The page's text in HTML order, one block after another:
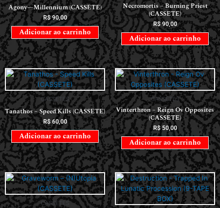
Agony—Millennium (CASSETE)
R$90,00
Adicionar ao carrinho
Necromortis – Burning Priest
(CASSETE)
R$90,00
Adicionar ao carrinho
CASSETES
Tanathos – Speed Kills (CASSETE)
R$60,00
Adicionar ao carrinho
CASSETES
Vinterthron – Reign Ov Opposites
(CASSETE)
R$50,00
Adicionar ao carrinho
CASSETES